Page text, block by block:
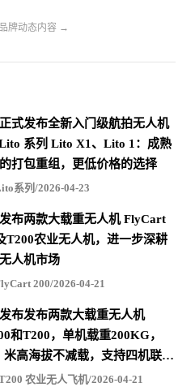
，据观察者网此前报道，大疆
解决方案获美国内政部审查通
用了大疆两款无人机机型。
的报告中提及此事。该部门对
次（总计538小时）测试飞
况，且无人机运作良好。
政府审核，无疑是对早前质疑
牌动态内容 →
式发布全新入门级航拍无人机
系列 Lito X1、Lito 1：成熟
打包重组，更低价格的选择
系列/2026-04-23
布两款大载重无人机 FlyCart
T200农业无人机，进一步深耕
人机市场
200/2026-04-21
布发布两款大载重无人机
和T200，单机载重200KG，
米高海拔不减载，支持四机联吊
农业无人飞机/2026-04-21